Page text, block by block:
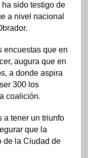
sido testigo de
a nivel nacional
encuestas que en
augura que en
a donde aspira
300 los
coalición.
a tener un triunfo
que la
de la Ciudad de